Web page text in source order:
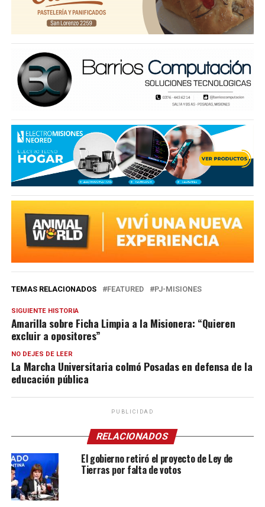
TEMAS RELACIONADOS FEATURED PJ-MISIONES
SIGUIENTE HISTORIA
Amarilla sobre Ficha Limpia a la Misionera: “Quieren
excluir a opositores”
NO DEJES DE LEER
La Marcha Universitaria colmó Posadas en defensa de la
educación pública
PUBLICIDAD
RELACIONADOS
El gobierno retiró el proyecto de Ley de
Tierras por falta de votos